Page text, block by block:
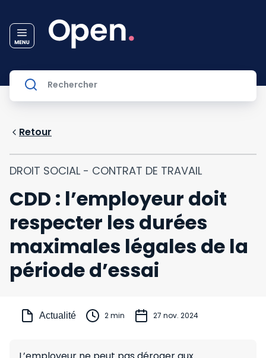
Retour
DROIT SOCIAL - CONTRAT DE TRAVAIL
CDD : l’employeur doit
respecter les durées
maximales légales de la
période d’essai
Actualité 2 min 27 nov. 2024